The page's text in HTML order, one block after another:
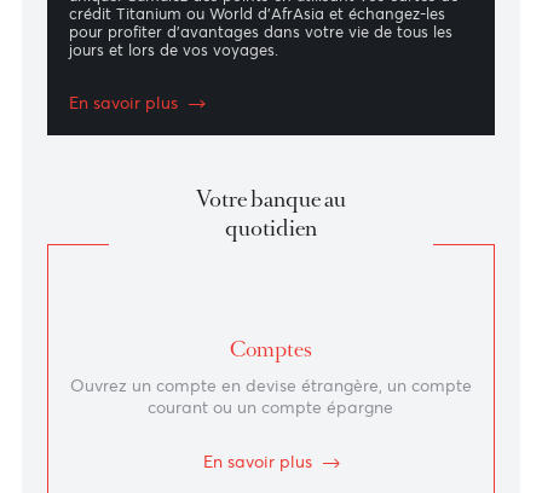
XtraMiles
Découvrez notre programme de fidélité primé et
unique. Cumulez des points en utilisant vos cartes de
Votre banque au